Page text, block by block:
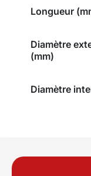
Longueur
Diamètre
(mm)
Diamètre